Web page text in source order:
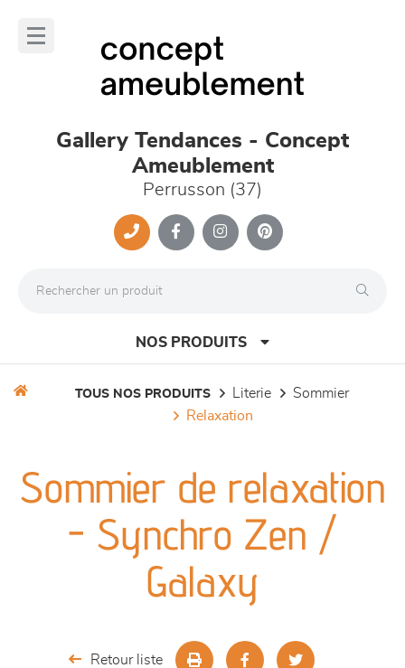
Gallery Tendances - Concept
Ameublement
Perrusson (37)
NOS PRODUITS
séjours
meubles de complément
chambres et dressing
TOUS NOS PRODUITS literie
sommier
relaxation
Sommier de relaxation
- Synchro Zen /
Galaxy
Retour liste